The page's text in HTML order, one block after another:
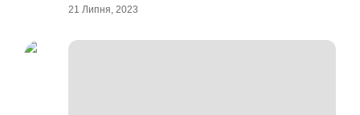
21 Липня, 2023